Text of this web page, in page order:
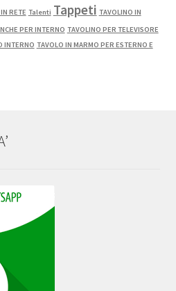
RETE Talenti Tappeti TAVOLINO IN
PER INTERNO TAVOLINO PER TELEVISORE
INTERNO TAVOLO IN MARMO PER ESTERNO E